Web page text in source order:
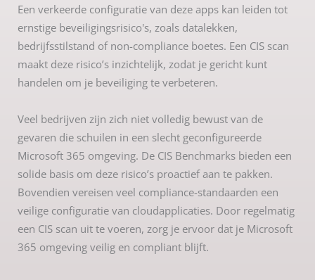
Een verkeerde configuratie van deze apps kan leiden tot
ernstige beveiligingsrisico's, zoals datalekken,
bedrijfsstilstand of non-compliance boetes. Een CIS scan
maakt deze risico’s inzichtelijk, zodat je gericht kunt
handelen om je beveiliging te verbeteren.
Veel bedrijven zijn zich niet volledig bewust van de
gevaren die schuilen in een slecht geconfigureerde
Microsoft 365 omgeving. De CIS Benchmarks bieden een
solide basis om deze risico’s proactief aan te pakken.
Bovendien vereisen veel compliance-standaarden een
veilige configuratie van cloudapplicaties. Door regelmatig
een CIS scan uit te voeren, zorg je ervoor dat je Microsoft
365 omgeving veilig en compliant blijft.